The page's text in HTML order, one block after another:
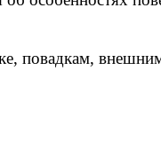
повадкам,